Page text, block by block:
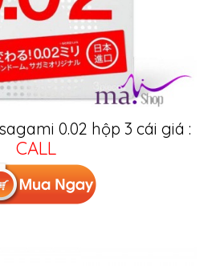
0.02 hộp 3 cái giá :
CALL